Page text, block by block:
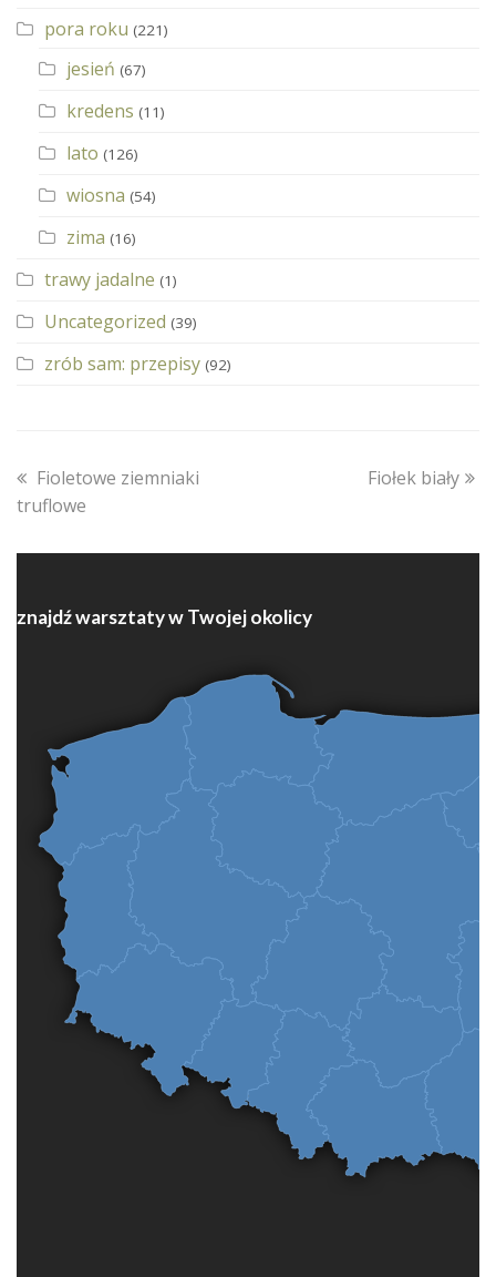
pora roku (221)
jesień (67)
kredens (11)
lato (126)
wiosna (54)
zima (16)
trawy jadalne (1)
Uncategorized (39)
zrób sam: przepisy (92)
previous
post:
Fioletowe ziemniaki
truflowe
next
Fiołek biały
znajdź warsztaty w Twojej okolicy